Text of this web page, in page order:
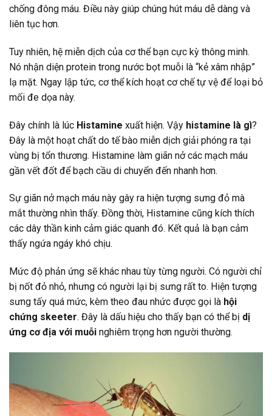
chống đông máu. Điều này giúp chúng hút máu dễ dàng và
liên tục hơn.
Tuy nhiên, hệ miễn dịch của cơ thể bạn cực kỳ thông minh.
Nó nhận diện protein trong nước bọt muỗi là “kẻ xâm nhập”
lạ mặt. Ngay lập tức, cơ thể kích hoạt cơ chế tự vệ để loại bỏ
mối đe dọa này.
Đây chính là lúc Histamine xuất hiện. Vậy histamine là gì?
Đây là một hoạt chất do tế bào miễn dịch giải phóng ra tại
vùng bị tổn thương. Histamine làm giãn nở các mạch máu
gần vết đốt để bạch cầu di chuyển đến nhanh hơn.
Sự giãn nở mạch máu này gây ra hiện tượng sưng đỏ mà
mắt thường nhìn thấy. Đồng thời, Histamine cũng kích thích
các dây thần kinh cảm giác quanh đó. Kết quả là bạn cảm
thấy ngứa ngáy khó chịu.
Mức độ phản ứng sẽ khác nhau tùy từng người. Có người chỉ
bị nốt đỏ nhỏ, nhưng có người lại bị sưng rất to. Hiện tượng
sưng tấy quá mức, kèm theo đau nhức được gọi là hội
chứng skeeter. Đây là dấu hiệu cho thấy bạn có thể bị dị
ứng cơ địa với muỗi nghiêm trọng hơn người thường.